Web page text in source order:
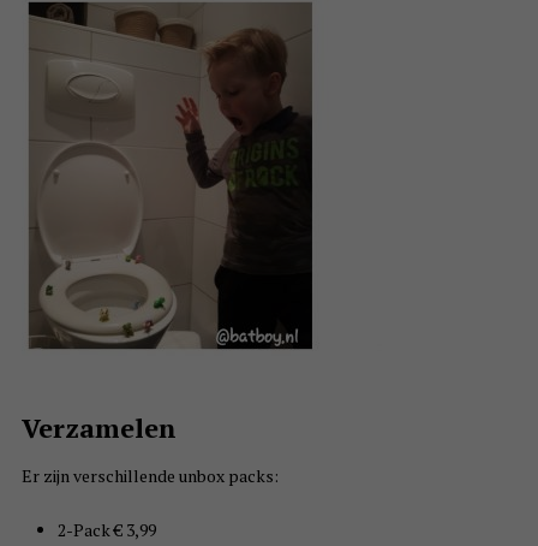
Verzamelen
Er zijn verschillende unbox packs:
2-Pack € 3,99